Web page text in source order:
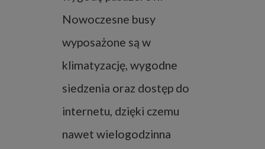
Nowoczesne busy
wyposażone są w
klimatyzację, wygodne
siedzenia oraz dostęp do
internetu, dzięki czemu
nawet wielogodzinna